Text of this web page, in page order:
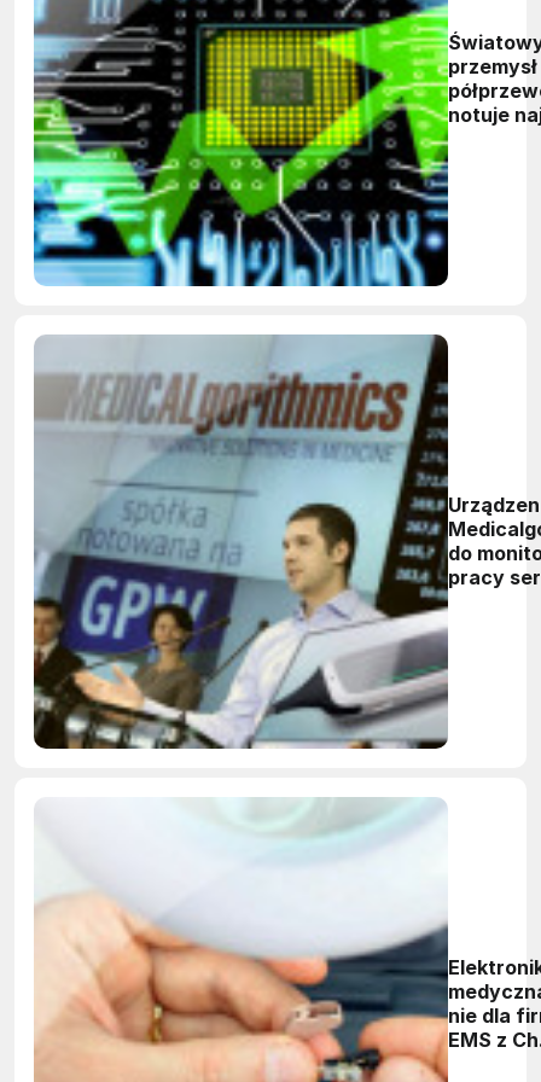
przemysł
notuje
do
pracy
nie dla
EMS z